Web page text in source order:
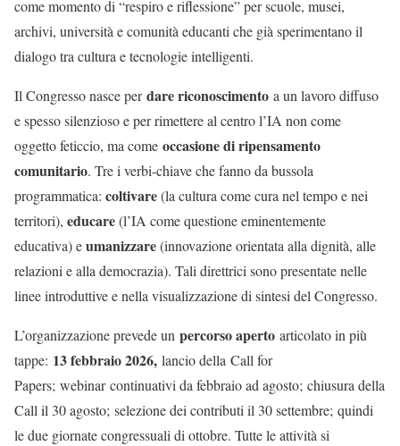
come momento di “respiro e riflessione” per scuole, musei,
archivi, università e comunità educanti che già sperimentano il
dialogo tra cultura e tecnologie intelligenti.
Il Congresso nasce perdare riconoscimento a un lavoro diffuso
e spesso silenzioso e per rimettere al centro l’IA non come
oggetto feticcio, ma come occasione di ripensamento
comunitario. Tre i verbi-chiave che fanno da bussola
programmatica: coltivare(la cultura come cura nel tempo e nei
territori), educare(l’IA come questione eminentemente
educativa) eumanizzare(innovazione orientata alla dignità, alle
relazioni e alla democrazia). Tali direttrici sono presentate nelle
linee introduttive e nella visualizzazione di sintesi del Congresso.
L’organizzazione prevede un percorso aperto articolato in più
tappe: 13 febbraio 2026, lancio della Call for
Papers; webinar continuativi da febbraio ad agosto; chiusura della
Call il 30 agosto; selezione dei contributi il 30 settembre; quindi
le due giornate congressuali di ottobre. Tutte le attività si